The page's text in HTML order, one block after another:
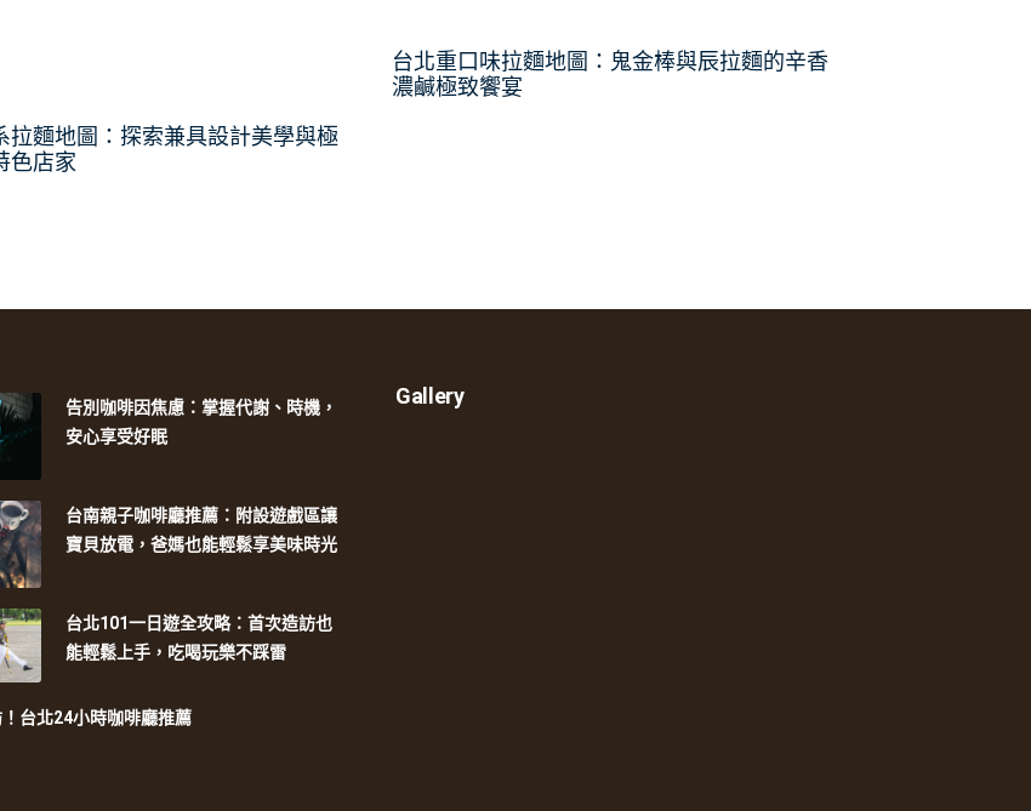
拉麵地圖：探索兼具設計美學與極
色店家
台北重口味拉麵地圖：鬼金棒與辰拉麵的辛香
濃鹹極致饗宴
告別咖啡因焦慮：掌握代謝、時機，
安心享受好眠
台南親子咖啡廳推薦：附設遊戲區讓
寶貝放電，爸媽也能輕鬆享美味時光
台北101一日遊全攻略：首次造訪也
能輕鬆上手，吃喝玩樂不踩雷
台北24小時咖啡廳推薦
Gallery